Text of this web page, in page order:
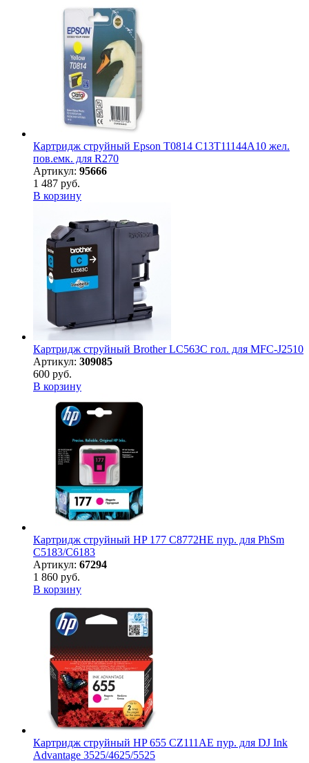
Картридж струйный Epson T0814 C13T11144A10 жел.
пов.емк. для R270
Артикул: 95666
1 487 руб.
В корзину
Картридж струйный Brother LC563C гол. для MFC-J2510
Артикул: 309085
600 руб.
В корзину
Картридж струйный HP 177 C8772HE пур. для PhSm
C5183/C6183
Артикул: 67294
1 860 руб.
В корзину
Картридж струйный HP 655 CZ111AE пур. для DJ Ink
Advantage 3525/4625/5525